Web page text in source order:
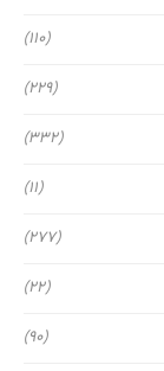
(110)
(229)
(332)
(11)
(277)
(22)
(90)